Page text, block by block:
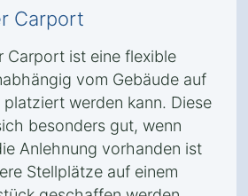
Carport
Carport ist eine flexible
vom Gebäude auf
werden kann. Diese
besonders gut, wenn
Anlehnung vorhanden ist
Stellplätze auf einem